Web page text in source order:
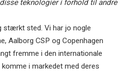
teknologier i forhold til andre
stærkt sted. Vi har jo nogle
Aalborg CSP og Copenhagen
fremme i den internationale
i markedet med deres